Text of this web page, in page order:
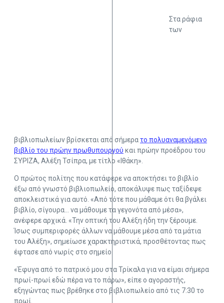
Στα ράφια
των
βιβλιοπωλείων βρίσκεται από σήμερατο πολυαναμενόμενο
βιβλίο του πρώην πρωθυπουργού και πρώην προέδρου του
ΣΥΡΙΖΑ, Αλέξη Τσίπρα, με τίτλο «Ιθάκη».
Ο πρώτος πολίτης που κατάφερε να αποκτήσει το βιβλίο
έξω από γνωστό βιβλιοπωλείο, αποκάλυψε πως ταξίδεψε
αποκλειστικά για αυτό. «Από τότε που μάθαμε ότι θα βγάλει
βιβλίο, σίγουρα… να μάθουμε τα γεγονότα από μέσα»,
ανέφερε αρχικά. «Την οπτική του Αλέξη ήδη την ξέρουμε.
Ίσως συμπεριφορές άλλων να μάθουμε μέσα από τα μάτια
του Αλέξη», σημείωσε χαρακτηριστικά, προσθέτοντας πως
έφτασε από νωρίς στο σημείο.
«Έφυγα από το πατρικό μου στα Τρίκαλα για να είμαι σήμερα
πρωί-πρωί εδώ πέρα να το πάρω», είπε ο αγοραστής,
εξηγώντας πως βρέθηκε στο βιβλιοπωλείο από τις 7:30 το
πρωί.